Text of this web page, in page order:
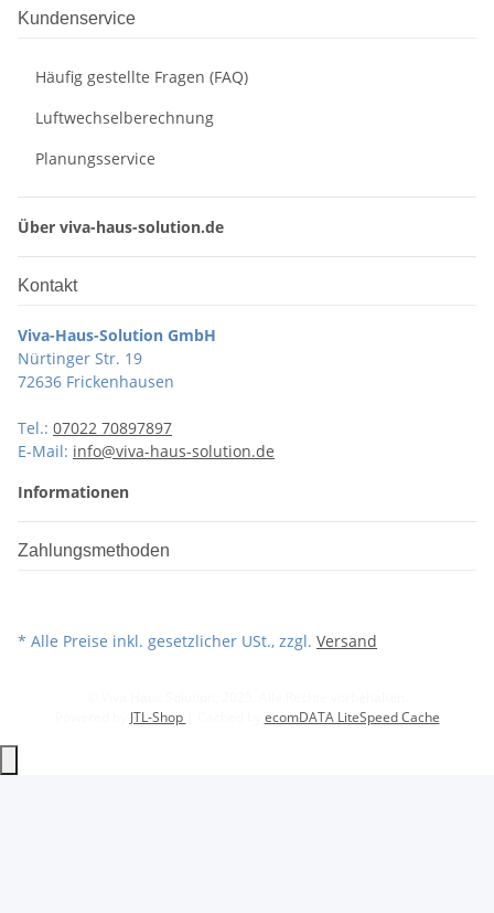
Kundenservice
Häufig gestellte Fragen (FAQ)
Luftwechselberechnung
Planungsservice
Über viva-haus-solution.de
Kontakt
Viva-Haus-Solution GmbH
Nürtinger Str. 19
72636 Frickenhausen
Tel.: 07022 70897897
E-Mail: info@viva-haus-solution.de
Informationen
Zahlungsmethoden
* Alle Preise inkl. gesetzlicher USt., zzgl. Versand
JTL-Shop ecomDATA LiteSpeed Cache